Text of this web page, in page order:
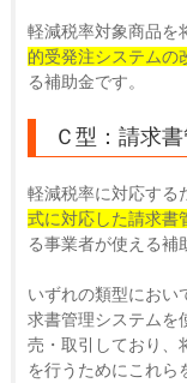
軽減税率対象商品を
的受発注システムの
る補助金です。
Ｃ型：請求
軽減税率に対応する
式に対応した請求書
る事業者が使える補
いずれの類型におい
求書管理システムを
売・取引しており、
を行うためにこれら